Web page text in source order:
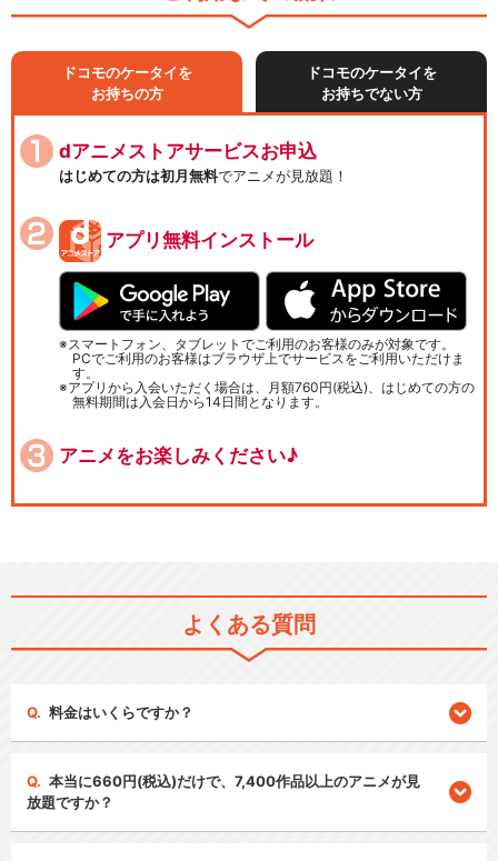
ドコモのケータイを
お持ちの方
ドコモのケータイを
お持ちでない方
dアニメストアサービスお申込
はじめての方は初月無料でアニメが見放題！
アプリ無料インストール
スマートフォン、タブレットでご利用のお客様のみが対象です。
PCでご利用のお客様はブラウザ上でサービスをご利用いただけま
す。
アプリから入会いただく場合は、月額760円(税込)、はじめての方の
無料期間は入会日から14日間となります。
アニメをお楽しみください♪
よくある質問
料金はいくらですか？
本当に660円(税込)だけで、7,400作品以上のアニメが見
放題ですか？